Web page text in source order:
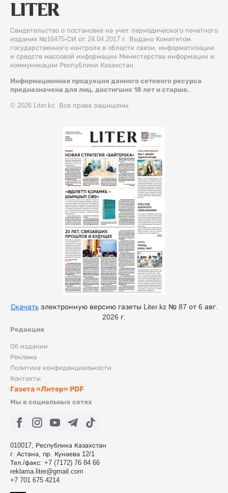
Свидетельство о постановке на учет периодического печатного
издания №16475-СИ от 24.04.2017 г. Выдано Комитетом
государственного контроля в области связи, информатизации
и средств массовой информации Министерства информации и
коммуникации Республики Казахстан.
Информационная продукция данного сетевого ресурса
предназначена для лиц, достигших 18 лет и старше.
© 2026 Liter.kz. Все права защищены.
Редакция
Об издании
Реклама
Политика конфиденциальности
Контакты
Газета «Литер» PDF
Мы в социальных сетях
010017, Республика Казахстан
г. Астана, пр. Кунаева 12/1
Тел./факс: +7 (7172) 76 84 66
reklama.liter@gmail.com
+7 701 675 4214
Скачатьэлектронную версию газеты Liter.kz № 87 от 6 авг.
2026 г.